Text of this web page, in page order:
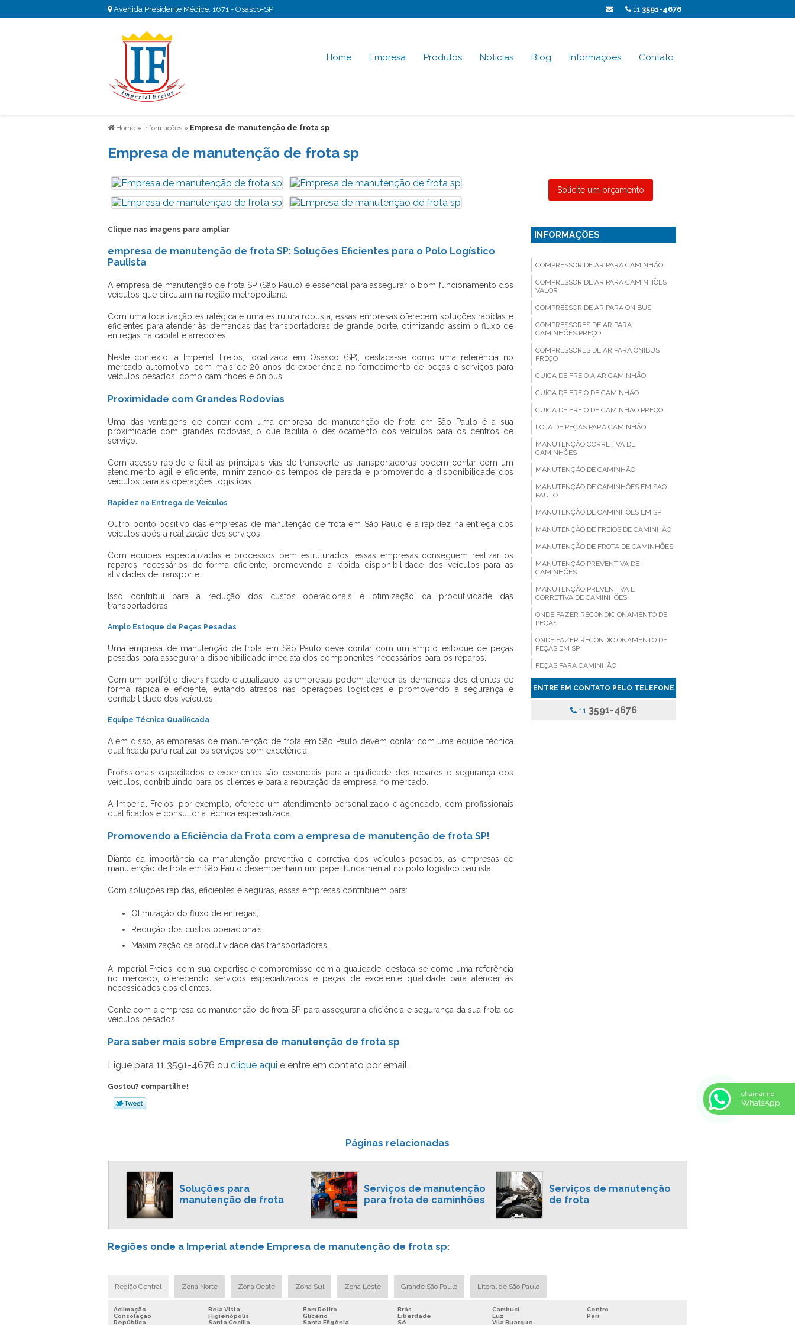
Avenida Presidente Médice, 1671 - Osasco-SP 11 3591-4676
Home Empresa Produtos Notícias Blog Informações Contato
Home » Informações » Empresa de manutenção de frota sp
Empresa de manutenção de frota sp
Clique nas imagens para ampliar
empresa de manutenção de frota SP: Soluções Eficientes para o Polo Logístico
Paulista
A empresa de manutenção de frota SP (São Paulo) é essencial para assegurar o bom funcionamento dos
veículos que circulam na região metropolitana.
Com uma localização estratégica e uma estrutura robusta, essas empresas oferecem soluções rápidas e
eficientes para atender às demandas das transportadoras de grande porte, otimizando assim o fluxo de
entregas na capital e arredores.
Neste contexto, a Imperial Freios, localizada em Osasco (SP), destaca-se como uma referência no
mercado automotivo, com mais de 20 anos de experiência no fornecimento de peças e serviços para
veículos pesados, como caminhões e ônibus.
Proximidade com Grandes Rodovias
Uma das vantagens de contar com uma empresa de manutenção de frota em São Paulo é a sua
proximidade com grandes rodovias, o que facilita o deslocamento dos veículos para os centros de
serviço.
Com acesso rápido e fácil às principais vias de transporte, as transportadoras podem contar com um
atendimento ágil e eficiente, minimizando os tempos de parada e promovendo a disponibilidade dos
veículos para as operações logísticas.
Rapidez na Entrega de Veículos
Outro ponto positivo das empresas de manutenção de frota em São Paulo é a rapidez na entrega dos
veículos após a realização dos serviços.
Com equipes especializadas e processos bem estruturados, essas empresas conseguem realizar os
reparos necessários de forma eficiente, promovendo a rápida disponibilidade dos veículos para as
atividades de transporte.
Isso contribui para a redução dos custos operacionais e otimização da produtividade das
transportadoras.
Amplo Estoque de Peças Pesadas
Uma empresa de manutenção de frota em São Paulo deve contar com um amplo estoque de peças
pesadas para assegurar a disponibilidade imediata dos componentes necessários para os reparos.
Com um portfólio diversificado e atualizado, as empresas podem atender às demandas dos clientes de
forma rápida e eficiente, evitando atrasos nas operações logísticas e promovendo a segurança e
confiabilidade dos veículos.
Equipe Técnica Qualificada
Além disso, as empresas de manutenção de frota em São Paulo devem contar com uma equipe técnica
qualificada para realizar os serviços com excelência.
Profissionais capacitados e experientes são essenciais para a qualidade dos reparos e segurança dos
veículos, contribuindo para os clientes e para a reputação da empresa no mercado.
A Imperial Freios, por exemplo, oferece um atendimento personalizado e agendado, com profissionais
qualificados e consultoria técnica especializada.
Promovendo a Eficiência da Frota com a empresa de manutenção de frota SP!
Diante da importância da manutenção preventiva e corretiva dos veículos pesados, as empresas de
manutenção de frota em São Paulo desempenham um papel fundamental no polo logístico paulista.
Com soluções rápidas, eficientes e seguras, essas empresas contribuem para:
Otimização do fluxo de entregas;
Redução dos custos operacionais;
Maximização da produtividade das transportadoras.
A Imperial Freios, com sua expertise e compromisso com a qualidade, destaca-se como uma referência
no mercado, oferecendo serviços especializados e peças de excelente qualidade para atender às
necessidades dos clientes.
Conte com a empresa de manutenção de frota SP para assegurar a eficiência e segurança da sua frota de
veículos pesados!
Para saber mais sobre Empresa de manutenção de frota sp
Ligue para 11 3591-4676 ou clique aqui e entre em contato por email.
Gostou? compartilhe!
Solicite um orçamento
INFORMAÇÕES
COMPRESSOR DE AR PARA CAMINHÃO
COMPRESSOR DE AR PARA CAMINHÕES
VALOR
COMPRESSOR DE AR PARA ONIBUS
COMPRESSORES DE AR PARA
CAMINHÕES PREÇO
COMPRESSORES DE AR PARA ONIBUS
PREÇO
CUICA DE FREIO A AR CAMINHÃO
CUÍCA DE FREIO DE CAMINHÃO
CUICA DE FREIO DE CAMINHAO PREÇO
LOJA DE PEÇAS PARA CAMINHÃO
MANUTENÇÃO CORRETIVA DE
CAMINHÕES
MANUTENÇÃO DE CAMINHÃO
MANUTENÇÃO DE CAMINHÕES EM SAO
PAULO
MANUTENÇÃO DE CAMINHÕES EM SP
MANUTENÇÃO DE FREIOS DE CAMINHÃO
MANUTENÇÃO DE FROTA DE CAMINHÕES
MANUTENÇÃO PREVENTIVA DE
CAMINHÕES
MANUTENÇÃO PREVENTIVA E
CORRETIVA DE CAMINHÕES
ONDE FAZER RECONDICIONAMENTO DE
PEÇAS
ONDE FAZER RECONDICIONAMENTO DE
PEÇAS EM SP
PEÇAS PARA CAMINHÃO
PEÇAS PARA CAMINHÃO EM SÃO PAULO
PEÇAS PARA CAMINHÃO PREÇO
RECONDICIONAMENTO DE FREIO DE
ONIBUS
CONSERTO E MANUTENÇÃO DE FREIOS
DE CAMINHÃO
COMPRESSOR DE AR FREIOS DE
COMPRESSOR PARA FREIO DE CAMINHÃO
CONSERTO DE CAMINHÃO
ENTRE EM CONTATO PELO TELEFONE
11 3591-4676
Páginas relacionadas
Soluções para
manutenção de frota
Serviços de manutenção
para frota de caminhões
Serviços de manutenção
de frota
Regiões onde a Imperial atende Empresa de manutenção de frota sp:
Região Central Zona Norte Zona Oeste Zona Sul Zona Leste Grande São Paulo Litoral de São Paulo
Aclimação Bela Vista Bom Retiro Brás Cambuci
Centro
Consolação
Higienópolis Glicério Liberdade Luz
Pari
República
Santa Cecília Santa Efigênia Sé Vila Buarque
chamar no
WhatsApp